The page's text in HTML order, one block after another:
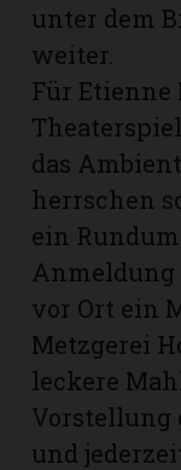
unter dem
weiter.
Für
das
herrschen
ein
vor Ort ein
Metzgerei
leckere
Vorstellung
und